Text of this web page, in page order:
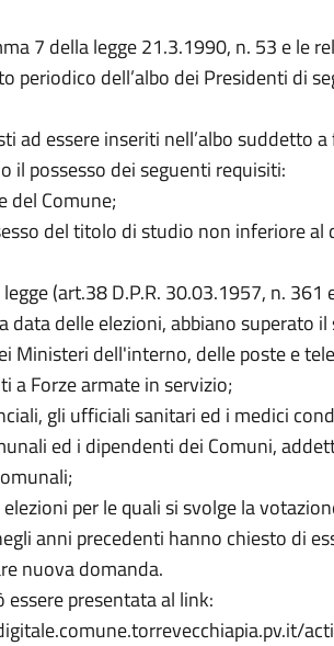
7 della legge 21.3.1990, n. 53 e le
periodico dell’albo dei Presidenti di
ad essere inseriti nell’albo suddetto
il possesso dei seguenti requisiti:
del Comune;
del titolo di studio non inferiore
(art.38 D.P.R. 30.03.1957, n.
data delle elezioni, abbiano superato
Ministeri dell'interno, delle poste e
a Forze armate in servizio;
gli ufficiali sanitari ed i medici
ed i dipendenti dei Comuni,
per le quali si svolge la
anni precedenti hanno chiesto di
nuova domanda.
essere presentata al link: